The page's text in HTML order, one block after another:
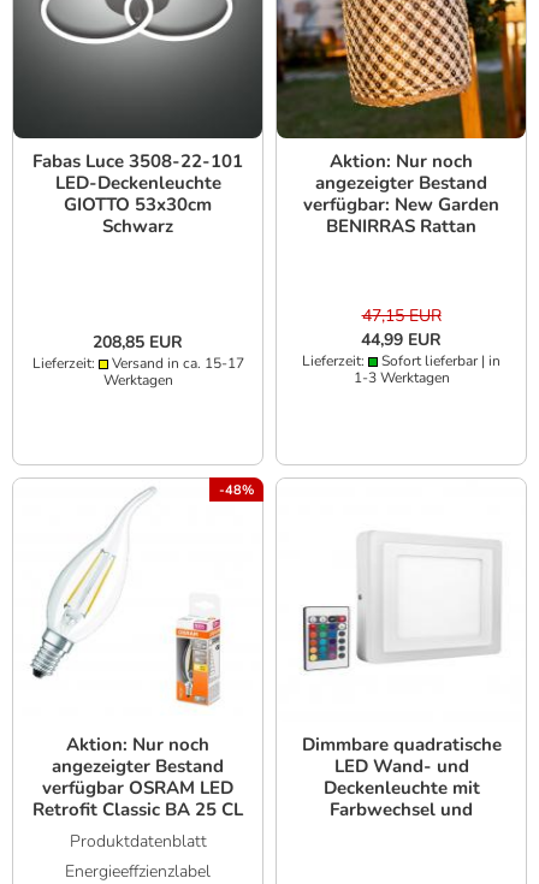
Fabas Luce 3508-22-101
LED-Deckenleuchte
GIOTTO 53x30cm
Schwarz
208,85 EUR
Lieferzeit:
Versand in ca. 15-17
Werktagen
Aktion: Nur noch
angezeigter Bestand
verfügbar: New Garden
BENIRRAS Rattan
47,15 EUR
44,99 EUR
Lieferzeit:
Sofort lieferbar | in
1-3 Werktagen
-48%
Aktion: Nur noch
angezeigter Bestand
verfügbar OSRAM LED
Retrofit Classic BA 25 CL
2.8W 2700K E14 Kerze -
Produktdatenblatt
Energieeffzienzlabel
Dimmbare quadratische
LED Wand- und
Deckenleuchte mit
Farbwechsel und